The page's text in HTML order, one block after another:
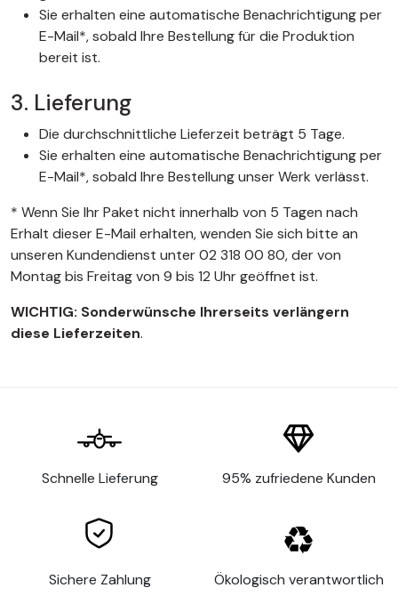
Sie erhalten eine automatische Benachrichtigung per
E-Mail*, sobald Ihre Bestellung für die Produktion
bereit ist.
3. Lieferung
Die durchschnittliche Lieferzeit beträgt 5 Tage.
Sie erhalten eine automatische Benachrichtigung per
E-Mail*, sobald Ihre Bestellung unser Werk verlässt.
* Wenn Sie Ihr Paket nicht innerhalb von 5 Tagen nach
Erhalt dieser E-Mail erhalten, wenden Sie sich bitte an
unseren Kundendienst unter 02 318 00 80, der von
Montag bis Freitag von 9 bis 12 Uhr geöffnet ist.
WICHTIG: Sonderwünsche Ihrerseits verlängern
diese Lieferzeiten.
Schnelle Lieferung 95% zufriedene Kunden
Sichere Zahlung Ökologisch verantwortlich